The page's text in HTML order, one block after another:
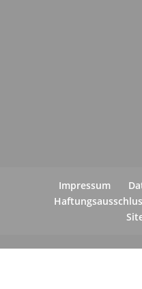
Impressum